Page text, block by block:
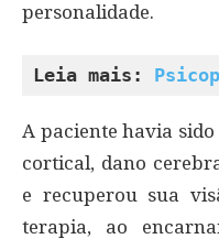
personalidade.
Leia mais:
A paciente havia
cortical, dano
e recuperou sua
terapia, ao